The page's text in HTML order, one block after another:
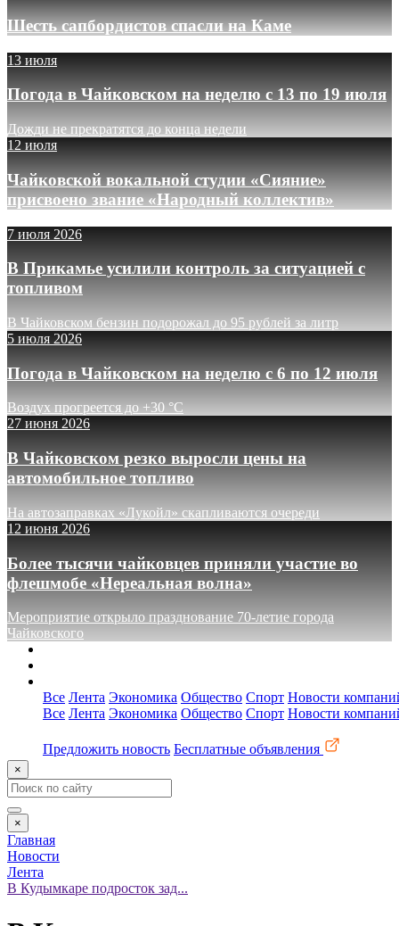
Шесть сапбордистов спасли на Каме
13 июля
Погода в Чайковском на неделю с 13 по 19 июля
Дожди не прекратятся до конца недели
12 июля
Чайковской вокальной студии «Сияние»
присвоено звание «Народный коллектив»
7 июля 2026
В Прикамье усилили контроль за ситуацией с
топливом
В Чайковском бензин подорожал до 95 рублей за литр
5 июля 2026
Погода в Чайковском на неделю с 6 по 12 июля
Воздух прогреется до +30 °C
27 июня 2026
В Чайковском резко выросли цены на
автомобильное топливо
На автозаправках «Лукойл» скапливаются очереди
12 июня 2026
Более тысячи чайковцев приняли участие во
флешмобе «Нереальная волна»
Мероприятие открыло празднование 70-летие города
Чайковского
Все Лента Экономика Общество Спорт Новости
Все Лента Экономика Общество Спорт Новости
Предложить новость Бесплатные объявления
×
×
Главная
Новости
Лента
В Кудымкаре подросток зад...